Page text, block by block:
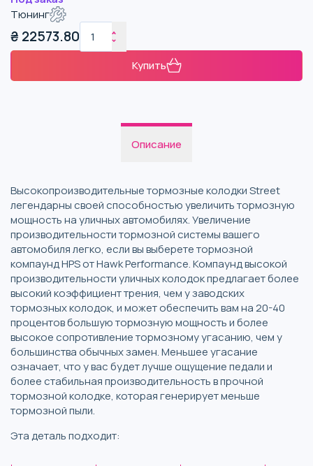
Тюнинг
₴ 22573.80
Купить
Описание
Высокопроизводительные тормозные колодки Street
легендарны своей способностью увеличить тормозную
мощность на уличных автомобилях. Увеличение
производительности тормозной системы вашего
автомобиля легко, если вы выберете тормозной
компаунд HPS от Hawk Performance. Компаунд высокой
производительности уличных колодок предлагает более
высокий коэффициент трения, чем у заводских
тормозных колодок, и может обеспечить вам на 20-40
процентов большую тормозную мощность и более
высокое сопротивление тормозному угасанию, чем у
большинства обычных замен. Меньшее угасание
означает, что у вас будет лучше ощущение педали и
более стабильная производительность в прочной
тормозной колодке, которая генерирует меньше
тормозной пыли.
Эта деталь подходит: